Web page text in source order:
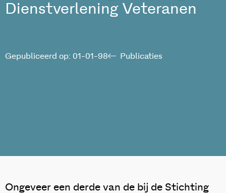
Dienstverlening Veteranen
Publicaties
Gepubliceerd op: 01-01-98
Ongeveer een derde van de bij de Stichting